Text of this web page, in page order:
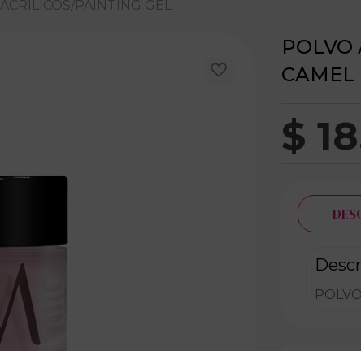
ACRILICOS/PAINTING GEL
POLVO
CAMEL
$ 18